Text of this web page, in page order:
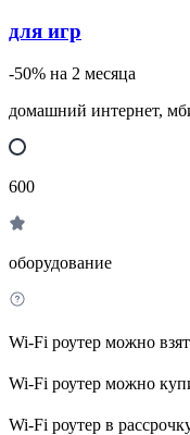
для игр
-50% на 2 месяца
домашний интернет,
600
оборудование
Wi-Fi роутер можно
Wi-Fi роутер можно
Wi-Fi роутер в